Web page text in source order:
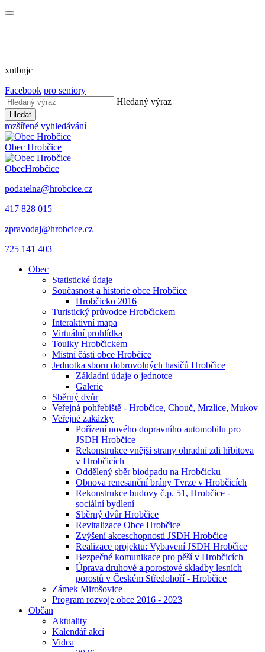
xntbnjc
Facebook pro seniory
Hledaný výraz
Hledat
rozšířené vyhledávání
Obec Hrobčice
ObecHrobčice
podatelna@hrobcice.cz
417 828 015
zpravodaj@hrobcice.cz
725 141 403
Obec
Statistické údaje
Současnost a historie obce Hrobčice
Hrobčicko 2016
Turistický průvodce Hrobčickem
Interaktivní mapa
Virtuální prohlídka
Toulky Hrobčickem
Místní části obce Hrobčice
Jednotka sboru dobrovolných hasičů Hrobčice
Základní údaje o jednotce
Galerie
Sběrný dvůr
Veřejná pohřebiště - Hrobčice, Chouč, Mrzlice, Mukov
Veřejné zakázky
Pořízení nového dopravního automobilu pro
JSDH Hrobčice
Rekonstrukce vnější strany ohradní zdi hřbitova
v Hrobčicích
Oddělený sběr biodpadu na Hrobčicku
Obnova renesanční brány Tvrze v Hrobčicích
Rekonstrukce budovy č.p. 51, Hrobčice -
sociální bydlení
Sběrný dvůr Hrobčice
Revitalizace Obce Hrobčice
Zvýšení akceschopnosti JSDH Hrobčice
Realizace projektu: Vybavení JSDH Hrobčice
Bezpečné komunikace pro pěší v Hrobčicích
Úprava druhové a porostové skladby lesních
porostů v Českém Středohoří - Hrobčice
Zámek Mirošovice
Program rozvoje obce 2016 - 2023
Občan
Aktuality
Kalendář akcí
Videa